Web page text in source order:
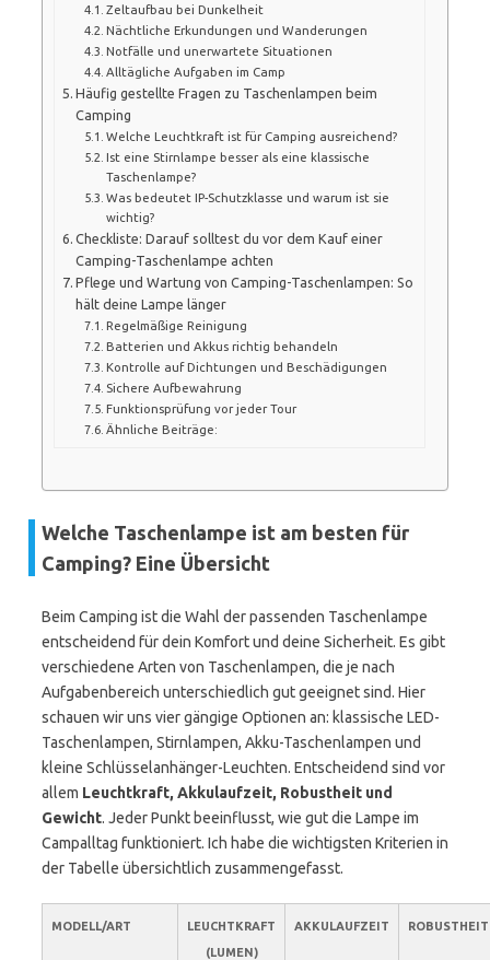
Zeltaufbau bei Dunkelheit
Nächtliche Erkundungen und Wanderungen
Notfälle und unerwartete Situationen
Alltägliche Aufgaben im Camp
Häufig gestellte Fragen zu Taschenlampen beim
Camping
Welche Leuchtkraft ist für Camping ausreichend?
Ist eine Stirnlampe besser als eine klassische
Taschenlampe?
Was bedeutet IP-Schutzklasse und warum ist sie
wichtig?
Checkliste: Darauf solltest du vor dem Kauf einer
Camping-Taschenlampe achten
Pflege und Wartung von Camping-Taschenlampen: So
hält deine Lampe länger
Regelmäßige Reinigung
Batterien und Akkus richtig behandeln
Kontrolle auf Dichtungen und Beschädigungen
Sichere Aufbewahrung
Funktionsprüfung vor jeder Tour
Ähnliche Beiträge:
Welche Taschenlampe ist am besten für
Camping? Eine Übersicht
Beim Camping ist die Wahl der passenden Taschenlampe
entscheidend für dein Komfort und deine Sicherheit. Es gibt
verschiedene Arten von Taschenlampen, die je nach
Aufgabenbereich unterschiedlich gut geeignet sind. Hier
schauen wir uns vier gängige Optionen an: klassische LED-
Taschenlampen, Stirnlampen, Akku-Taschenlampen und
kleine Schlüsselanhänger-Leuchten. Entscheidend sind vor
allem Leuchtkraft, Akkulaufzeit, Robustheit und
Gewicht. Jeder Punkt beeinflusst, wie gut die Lampe im
Campalltag funktioniert. Ich habe die wichtigsten Kriterien in
der Tabelle übersichtlich zusammengefasst.
MODELL/ART
LEUCHTKRAFT
(LUMEN)
AKKULAUFZEIT ROBUSTHEIT